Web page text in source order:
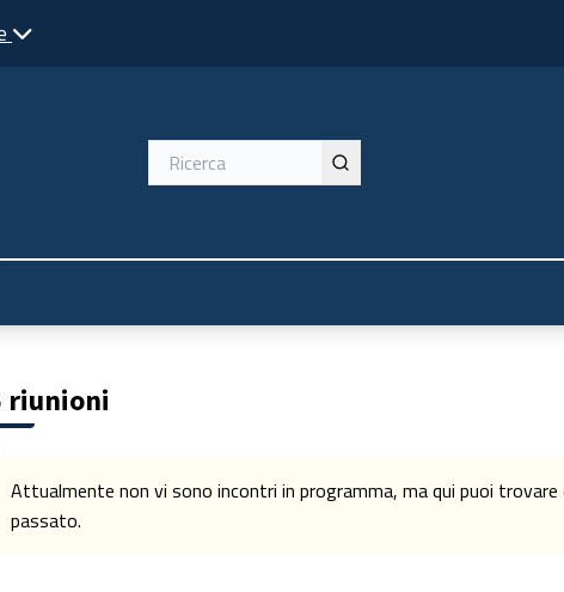
utente
riunioni
Attualmente non vi sono incontri in programma, ma qui puoi
passato.